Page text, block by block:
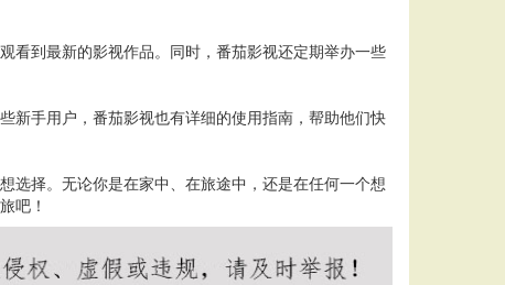
看到最新的影视作品。同时，番茄影视还定期举办一些
新手用户，番茄影视也有详细的使用指南，帮助他们快
选择。无论你是在家中、在旅途中，还是在任何一个想
吧！